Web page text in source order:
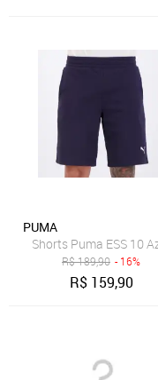
PUMA
Shorts Puma ESS 10
R$189,90 - 16%
R$ 159,90